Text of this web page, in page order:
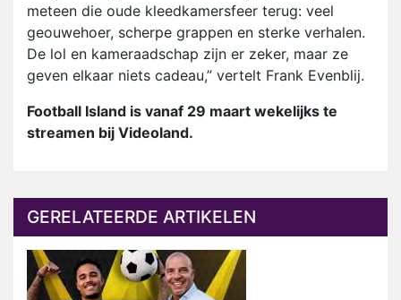
meteen die oude kleedkamersfeer terug: veel
geouwehoer, scherpe grappen en sterke verhalen.
De lol en kameraadschap zijn er zeker, maar ze
geven elkaar niets cadeau,” vertelt Frank Evenblij.
Football Island is vanaf 29 maart wekelijks te
streamen bij Videoland.
GERELATEERDE ARTIKELEN